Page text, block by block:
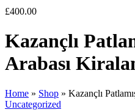
£400.00
Kazançlı
Arabası
Home » Shop » Kazançlı
Uncategorized